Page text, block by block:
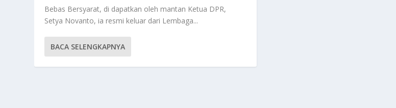
Bebas Bersyarat, di dapatkan oleh mantan Ketua DPR,
Setya Novanto, ia resmi keluar dari Lembaga...
BACA SELENGKAPNYA